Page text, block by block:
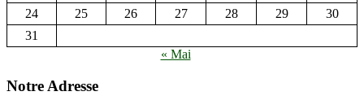
24
25 26 27 28 29
30
31
« Mai
Notre Adresse